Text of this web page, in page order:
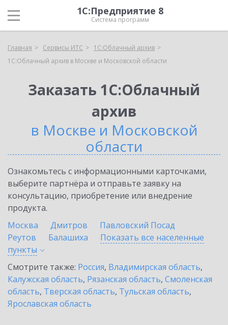
1С:Предприятие 8
Система программ
Главная Сервисы ИТС
1С:Облачный архив
1С:Облачный архив в Москве и Московской области
Заказать 1С:Облачный
архив
в Москве и Московской
области
Ознакомьтесь с информационными карточками,
выберите партнёра и отправьте заявку на
консультацию, приобретение или внедрение
продукта.
Москва
Дмитров
Павловский Посад
Реутов
Балашиха
Показать все населенные
пункты
Смотрите также: Россия, Владимирская область,
Калужская область, Рязанская область, Смоленская
область, Тверская область, Тульская область,
Ярославская область